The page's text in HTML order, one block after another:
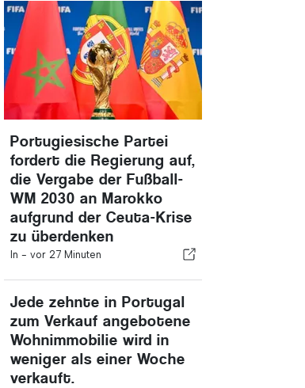
Portugiesische Partei
fordert die Regierung auf,
die Vergabe der Fußball-
WM 2030 an Marokko
aufgrund der Ceuta-Krise
zu überdenken
In - vor 27 Minuten
Jede zehnte in Portugal
zum Verkauf angebotene
Wohnimmobilie wird in
weniger als einer Woche
verkauft.